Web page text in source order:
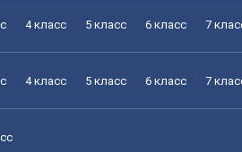
4 класс 5 класс 6 класс 7
4 класс 5 класс 6 класс 7